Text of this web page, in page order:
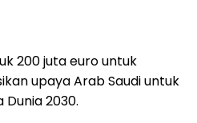
200 juta euro untuk
upaya Arab Saudi untuk
2030.